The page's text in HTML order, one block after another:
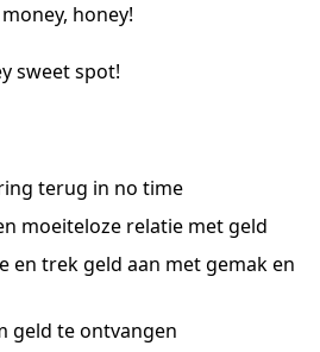
honey!
sweet spot!
terug in no time
moeiteloze relatie met geld
en trek geld aan met gemak en
geld te ontvangen